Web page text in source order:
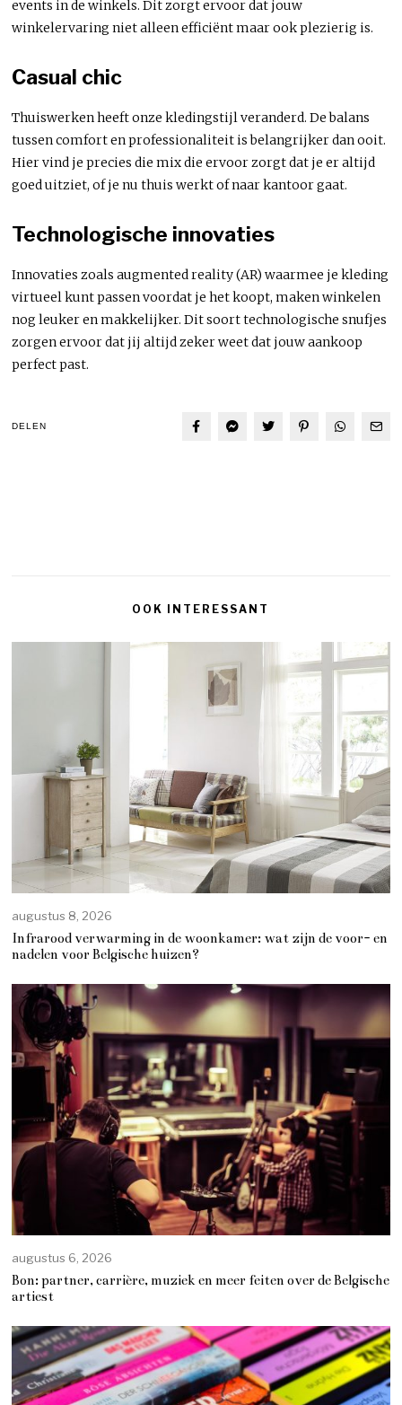
events in de winkels. Dit zorgt ervoor dat jouw
winkelervaring niet alleen efficiënt maar ook plezierig is.
Casual chic
Thuiswerken heeft onze kledingstijl veranderd. De balans
tussen comfort en professionaliteit is belangrijker dan ooit.
Hier vind je precies die mix die ervoor zorgt dat je er altijd
goed uitziet, of je nu thuis werkt of naar kantoor gaat.
Technologische innovaties
Innovaties zoals augmented reality (AR) waarmee je kleding
virtueel kunt passen voordat je het koopt, maken winkelen
nog leuker en makkelijker. Dit soort technologische snufjes
zorgen ervoor dat jij altijd zeker weet dat jouw aankoop
perfect past.
DELEN
OOK INTERESSANT
augustus 8, 2026
Infrarood verwarming in de woonkamer: wat zijn de voor- en
nadelen voor Belgische huizen?
augustus 6, 2026
Bon: partner, carrière, muziek en meer feiten over de Belgische
artiest